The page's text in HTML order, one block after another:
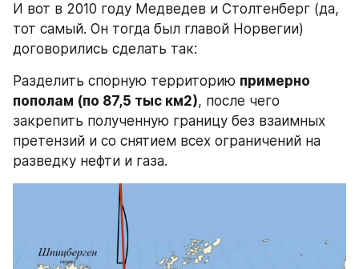
И вот в 2010 году Медведев и Столтенберг (да,
тот самый. Он тогда был главой Норвегии)
договорились сделать так:
Разделить спорную территорию примерно
пополам (по 87,5 тыс км2), после чего
закрепить полученную границу без взаимных
претензий и со снятием всех ограничений на
разведку нефти и газа.